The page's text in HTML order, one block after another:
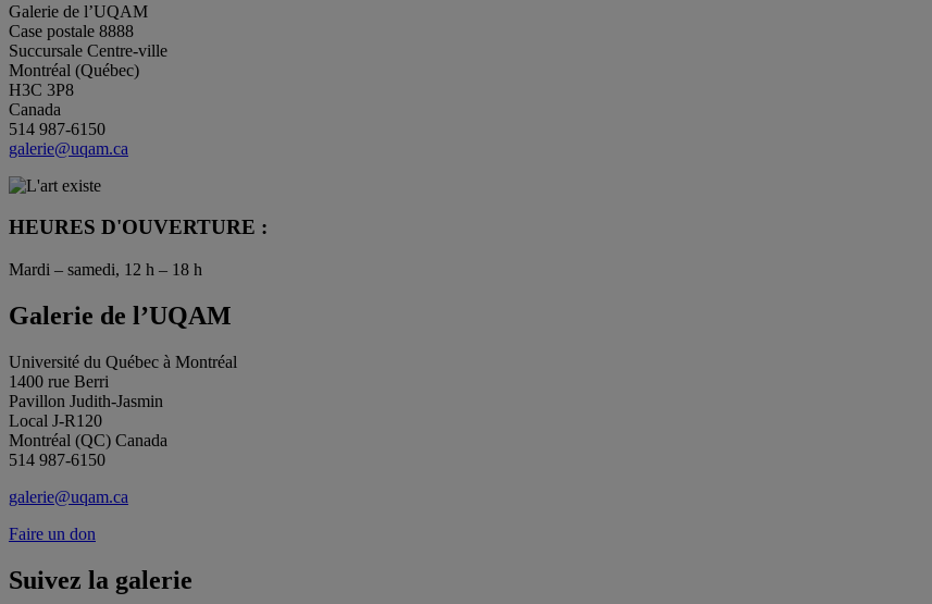
Galerie de l’UQAM
Case postale 8888
Succursale Centre-ville
Montréal (Québec)
H3C 3P8
Canada
514 987-6150
galerie@uqam.ca
HEURES D'OUVERTURE :
Mardi – samedi, 12 h – 18 h
Galerie de l’UQAM
Université du Québec à Montréal
1400 rue Berri
Pavillon Judith-Jasmin
Local J-R120
Montréal (QC) Canada
514 987-6150
galerie@uqam.ca
Faire un don
Suivez la galerie